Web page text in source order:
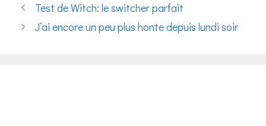
Test de Witch: le switcher parfait
J’ai encore un peu plus honte depuis lundi soir